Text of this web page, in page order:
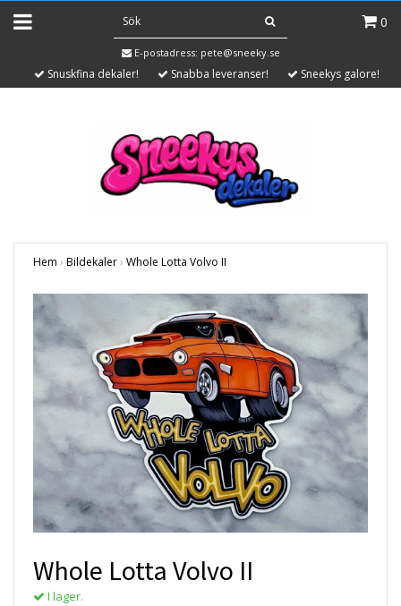
0
E-postadress: pete@sneeky.se
Snuskfina dekaler! Snabba leveranser! Sneekys galore!
Hem › Bildekaler› Whole Lotta Volvo II
Whole Lotta Volvo II
I lager.